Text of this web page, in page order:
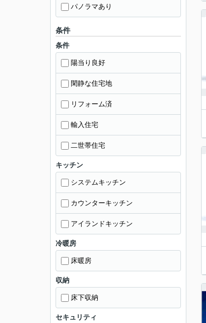
パノラマあり
条件
条件
陽当り良好
閑静な住宅地
リフォーム済
輸入住宅
二世帯住宅
キッチン
システムキッチン
カウンターキッチン
アイランドキッチン
冷暖房
床暖房
収納
床下収納
セキュリティ